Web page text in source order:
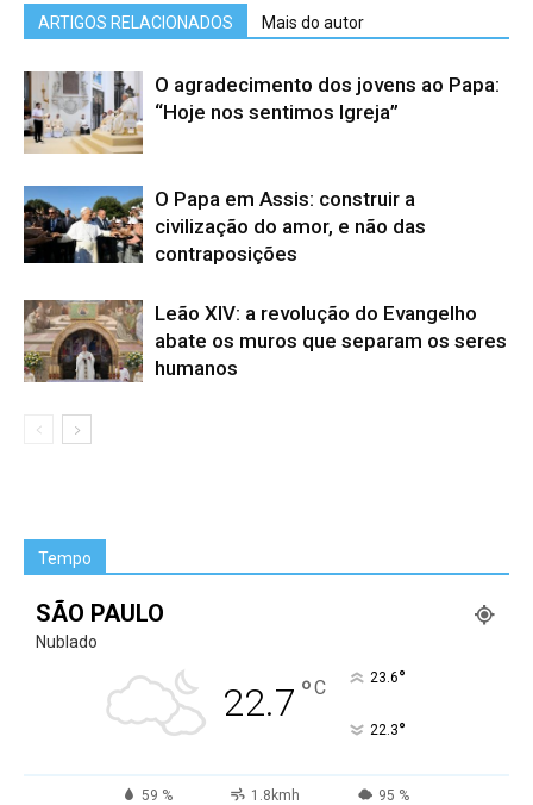
ARTIGOS RELACIONADOS Mais do autor
O agradecimento dos jovens ao Papa:
“Hoje nos sentimos Igreja”
O Papa em Assis: construir a
civilização do amor, e não das
contraposições
Leão XIV: a revolução do Evangelho
abate os muros que separam os seres
humanos
Tempo
SÃO PAULO
Nublado
22.7 °C 23.6°
22.3°
59 % 1.8kmh 95 %